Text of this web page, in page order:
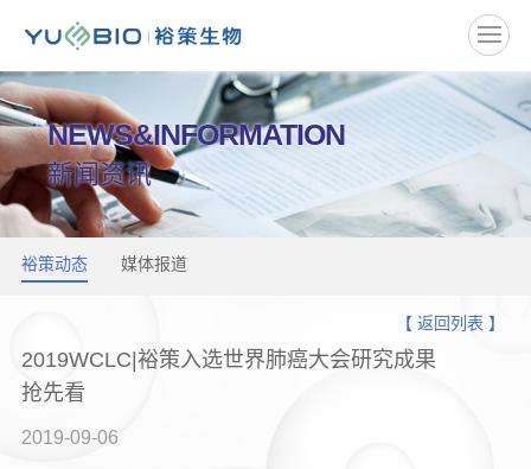
NEWS&INFORMATION
新闻资讯
裕策动态 媒体报道
2019WCLC|裕策入选世界肺癌大会研究成果
抢先看
2019-09-06
【 返回列表 】